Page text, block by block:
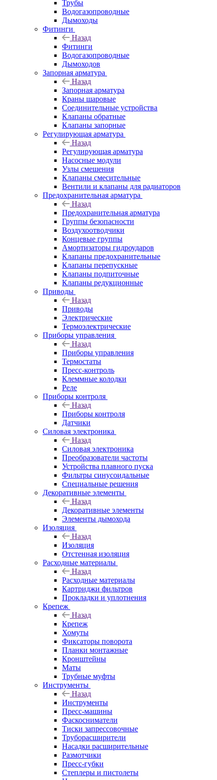
Трубы
Водогазопроводные
Дымоходы
Фитинги
Назад
Фитинги
Водогазопроводные
Дымоходов
Запорная арматура
Назад
Запорная арматура
Краны шаровые
Соединительные устройства
Клапаны обратные
Клапаны запорные
Регулирующая арматура
Назад
Регулирующая арматура
Насосные модули
Узлы смешения
Клапаны смесительные
Вентили и клапаны для радиаторов
Предохранительная арматура
Назад
Предохранительная арматура
Группы безопасности
Воздухоотводчики
Концевые группы
Амортизаторы гидроударов
Клапаны предохранительные
Клапаны перепускные
Клапаны подпиточные
Клапаны редукционные
Приводы
Назад
Приводы
Электрические
Термоэлектрические
Приборы управления
Назад
Приборы управления
Термостаты
Пресс-контроль
Клеммные колодки
Реле
Приборы контроля
Назад
Приборы контроля
Датчики
Силовая электроника
Назад
Силовая электроника
Преобразователи частоты
Устройства плавного пуска
Фильтры синусоидальные
Специальные решения
Декоративные элементы
Назад
Декоративные элементы
Элементы дымохода
Изоляция
Назад
Изоляция
Отстенная изоляция
Расходные материалы
Назад
Расходные материалы
Картриджи фильтров
Прокладки и уплотнения
Крепеж
Назад
Крепеж
Хомуты
Фиксаторы поворота
Планки монтажные
Кронштейны
Маты
Трубные муфты
Инструменты
Назад
Инструменты
Пресс-машины
Фаскосниматели
Тиски запрессовочные
Труборасширители
Насадки расширительные
Размотчики
Пресс-губки
Степлеры и пистолеты